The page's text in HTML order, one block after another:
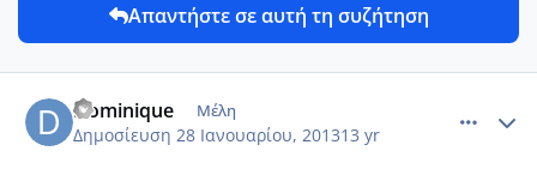
Απαντήστε σε αυτή τη συζήτηση
Dominique Μέλη
Δημοσίευση 28 Ιανουαρίου, 201313 yr